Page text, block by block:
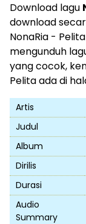
Download lagu
download
NonaRia -
mengunduh
yang cocok,
Pelita ada di
Artis
Judul
Album
Dirilis
Durasi
Audio
Summary